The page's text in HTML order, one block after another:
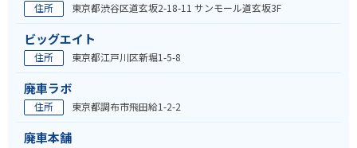
住所 東京都渋谷区道玄坂2-18-11 サンモール道玄坂3F
ビッグエイト
住所 東京都江戸川区新堀1-5-8
廃車ラボ
住所 東京都調布市飛田給1-2-2
廃車本舗